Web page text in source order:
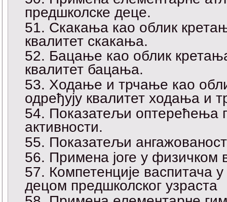
предшколске деце.
Скакања као облик
квалитет скакања.
Бацање као облик
квалитет бацања.
Ходање и трчање као
одређују квалитет ходања и
Показатељи оптерећења
активности.
Показатељи
Примена јоге у физичком
Компетенције васпитача
децом предшколског узраста